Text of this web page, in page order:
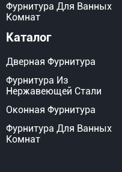
Фурнитура Для Ванных
Комнат
Каталог
Дверная Фурнитура
Фурнитура Из
Нержавеющей Стали
Оконная Фурнитура
Фурнитура Для Ванных
Комнат